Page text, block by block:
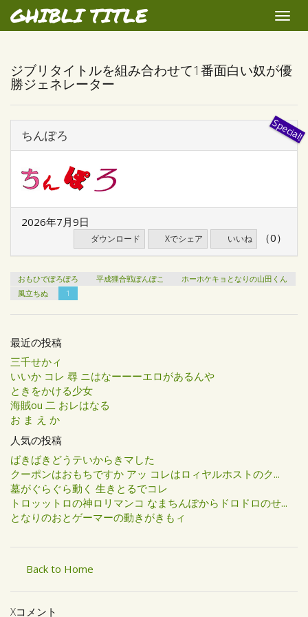
GHIBLI TITLE
Toggle
ジブリタイトルを組み合わせて1番面白い奴が優
勝ジェネレーター
ちんぽろ
2026年7月9日
ダウンロード Xでシェア いいね （0）
おもひでぽろぽろ 平成狸合戦ぽんぽこ
ホーホケキョとなりの山田くん
風立ちぬ
1
最近の投稿
三千せかィ
いいか コレ 尋 ニはなーーーエロがあるんや
ときをかける少女
海賊ou 二 おレはなる
お ま え か
人気の投稿
ばきばきどうテいからきマした
クーポンはおもちですか アッ コレはロィヤルホストのク...
墓がぐらぐら動く 生きとるでコレ
トロッットロの神ロリマンコ なまちんぽからドロドロのせ...
となりのおとゲーマーの動きがきもィ
Back to Home
Xコメント